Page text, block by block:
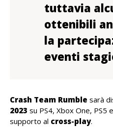
tuttavia
ottenibili
la
eventi
Crash Team Rumble sarà
2023 su PS4, Xbox One, PS5
supporto al cross-play.